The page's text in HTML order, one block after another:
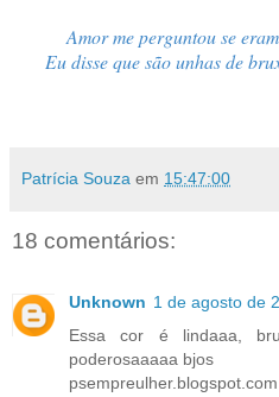
Amor me perguntou se
Eu disse que são unhas de
Patrícia Souza em 15:47:00
18 comentários:
Unknown 1 de agosto de
Essa cor é lindaaa,
poderosaaaaa bjos
psempreulher.blogspot.com